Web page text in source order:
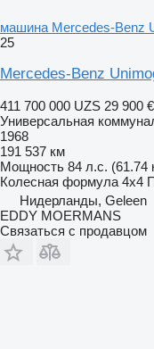
машина Mercedes-Benz
25
Mercedes-Benz
411 700 000 UZS 29 900 €
Универсальная
1968
191 537 км
Мощность 84 л.с. (61.74
Колесная формула 4x4
Нидерланды, Geleen
EDDY MOERMANS
Связаться с продавцом